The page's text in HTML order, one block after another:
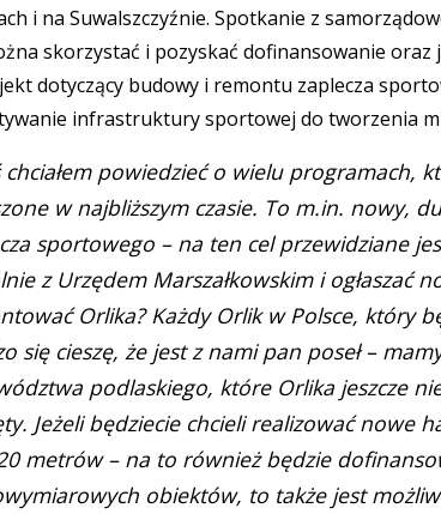
i na Suwalszczyźnie. Spotkanie z
skorzystać i pozyskać dofinansowanie
dotyczący budowy i remontu zaplecza
infrastruktury sportowej do tworzenia
chciałem powiedzieć o wielu programach,
w najbliższym czasie. To m.in. nowy,
sportowego – na ten cel przewidziane
z Urzędem Marszałkowskim i ogłaszać
Orlika? Każdy Orlik w Polsce, który
się cieszę, że jest z nami pan poseł –
podlaskiego, które Orlika jeszcze
Jeżeli będziecie chcieli realizować nowe
metrów – na to również będzie
obiektów, to także jest